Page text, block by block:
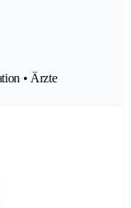
• Ärzte